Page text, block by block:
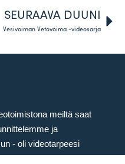
SEURAAVA DUUNI
Vesivoiman Vetovoima -videosarja
meiltä saat
ja
- oli videotarpeesi
sijaitsee Helsingissä,